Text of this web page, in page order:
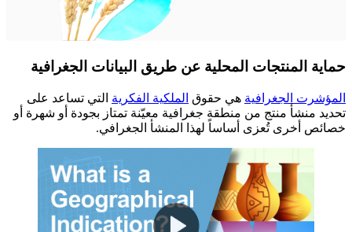
حماية المنتجات المحلية عن طريق البيانات الجغرافية
المؤشرت الجغرافية هي حقوق الملكية الفكرية التي تساعد على
تحديد منشأ منتج من منطقة جغرافية معيّنة تمتاز بجودة أو شهرة أو
خصائص أخرى تُعزى أساساً لهذا المنشأ الجغرافي.